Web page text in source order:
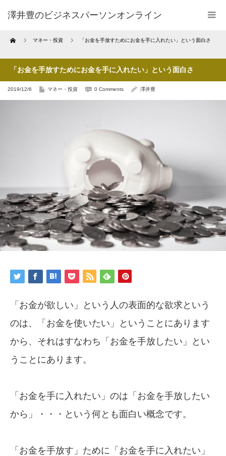
澤井豊のビジネスパーソンオンライン
Home マネー・投資 「お金を手放すためにお金を手に入れたい」という面白さ
「お金を手放すためにお金を手に入れたい」という面白さ
2019/12/6 マネー・投資 0 Comments 澤井豊
「お金が欲しい」という人の表面的な欲求という
のは、「お金を使いたい」ということにあります
から、それはすなわち「お金を手放したい」とい
うことにあります。
「お金を手に入れたい」のは「お金を手放したい
から」・・・という何とも面白い概念です。
「お金を手放す」ために「お金を手に入れたい」